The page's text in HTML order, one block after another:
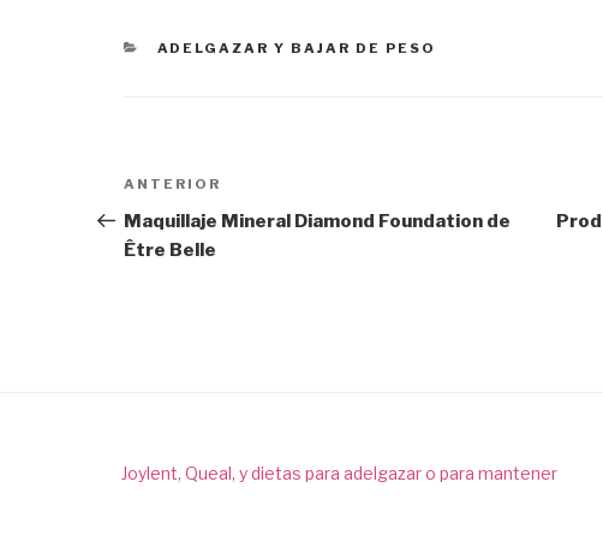
CATEGORÍAS
ADELGAZAR Y BAJAR DE PESO
Navegación
entradas
Entrada
anterior:
ANTERIOR
Maquillaje Mineral Diamond Foundation de
Être Belle
Joylent, Queal, y dietas para adelgazar o para mantener